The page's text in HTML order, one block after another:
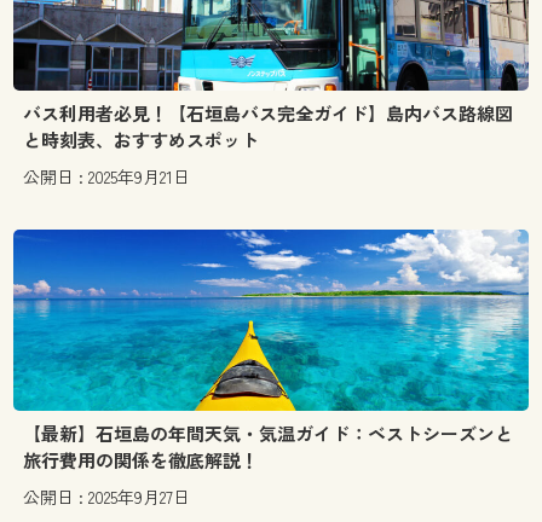
バス利用者必見！【石垣島バス完全ガイド】島内バス路線図
と時刻表、おすすめスポット
公開日 : 2025年9月21日
【最新】石垣島の年間天気・気温ガイド：ベストシーズンと
旅行費用の関係を徹底解説！
公開日 : 2025年9月27日